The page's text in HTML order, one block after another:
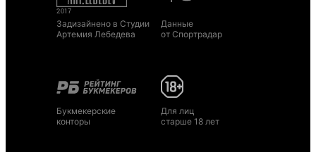
Задизайнено в Студии
Артемия Лебедева
Данные
от Спортрадар
Букмекерские
конторы
Для лиц
старше 18 лет